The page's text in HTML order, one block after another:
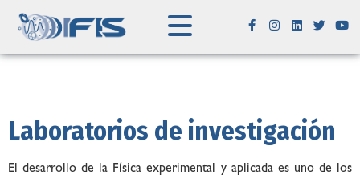
Laboratorios de investigación
El desarrollo de la Física experimental y aplicada es uno de los